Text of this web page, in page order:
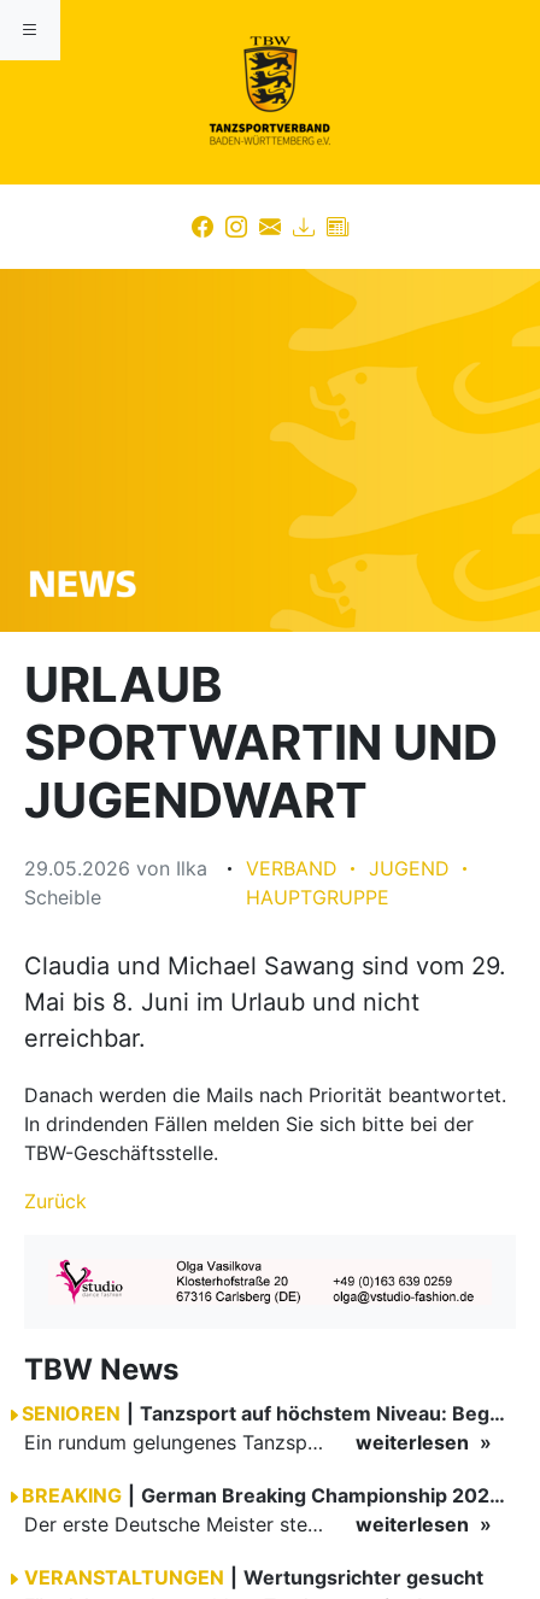
URLAUB
SPORTWARTIN UND
JUGENDWART
29.05.2026 von Ilka
Scheible
VERBAND
JUGEND
HAUPTGRUPPE
Claudia und Michael Sawang sind vom 29.
Mai bis 8. Juni im Urlaub und nicht
erreichbar.
Danach werden die Mails nach Priorität beantwortet.
In drindenden Fällen melden Sie sich bitte bei der
TBW-Geschäftsstelle.
Zurück
TBW News
SENIOREN
Tanzsport auf höchstem Niveau: Begeisterung bei den Turnieren in…
Ein rundum gelungenes Tanzsport-Wochenende liegt hinter den Paaren und Organisatoren in Enzklösterle. Am 1. und 2. August 2026 verwandelte sich die Festhalle wieder in einen lebendigen Mittelpunkt des…
weiterlesen
BREAKING
German Breaking Championship 2026 in Hannover
Der erste Deutsche Meister steht fest B-Boy Roman siegt bei den Juniors
weiterlesen
VERANSTALTUNGEN
Wertungsrichter gesucht